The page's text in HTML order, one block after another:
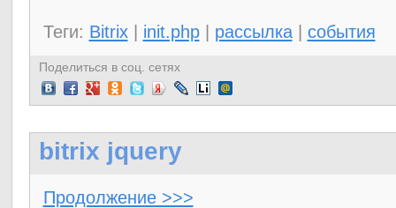
Теги: Bitrix| init.php| рассылка| события
Поделиться в соц. сетях
bitrix jquery
Продолжение >>>